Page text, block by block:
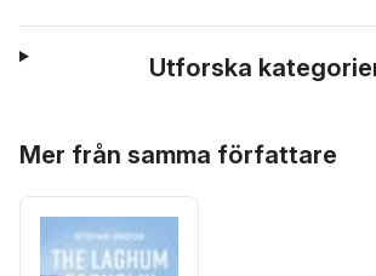
Utforska
Mer från samma författare